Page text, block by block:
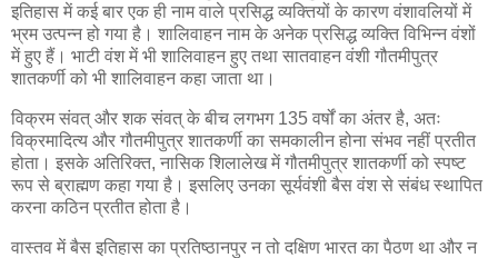
इतिहास में कई बार एक ही नाम वाले प्रसिद्ध व्यक्तियों के कारण वंशावलियों में
भ्रम उत्पन्न हो गया है। शालिवाहन नाम के अनेक प्रसिद्ध व्यक्ति विभिन्न वंशों
में हुए हैं। भाटी वंश में भी शालिवाहन हुए तथा सातवाहन वंशी गौतमीपुत्र
शातकर्णी को भी शालिवाहन कहा जाता था।
विक्रम संवत् और शक संवत् के बीच लगभग 135 वर्षों का अंतर है, अतः
विक्रमादित्य और गौतमीपुत्र शातकर्णी का समकालीन होना संभव नहीं प्रतीत
होता। इसके अतिरिक्त, नासिक शिलालेख में गौतमीपुत्र शातकर्णी को स्पष्ट
रूप से ब्राह्मण कहा गया है। इसलिए उनका सूर्यवंशी बैस वंश से संबंध स्थापित
करना कठिन प्रतीत होता है।
वास्तव में बैस इतिहास का प्रतिष्ठानपुर न तो दक्षिण भारत का पैठण था और न